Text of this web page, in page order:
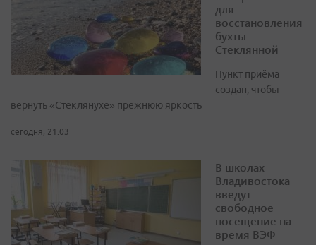
для
восстановления
бухты
Стеклянной
Пункт приёма
создан, чтобы
вернуть «Стеклянухе» прежнюю яркость
сегодня, 21:03
В школах
Владивостока
введут
свободное
посещение на
время ВЭФ